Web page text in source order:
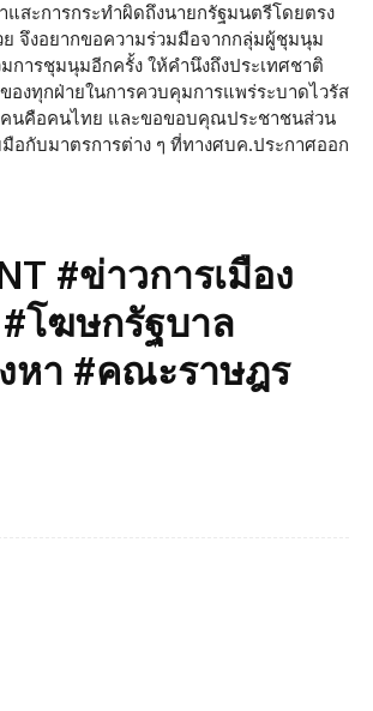
แสะการกระทำผิดถึงนายกรัฐมนตรีโดยตรง
วย จึงอยากขอความร่วมมือจากกลุ่มผู้ชุมนุม
การชุมนุมอีกครั้ง ให้คำนึงถึงประเทศชาติ
องทุกฝ่ายในการควบคุมการแพร่ระบาดไวรัส
คนคือคนไทย และขอขอบคุณประชาชนส่วน
อกับมาตรการต่าง ๆ ที่ทางศบค.ประกาศออก
#ข่าวการเมือง
โฆษกรัฐบาล
หา #คณะราษฎร